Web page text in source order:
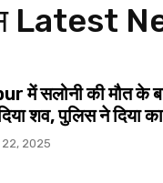
Latest
में सलोनी की मौत के
शव, पुलिस ने दिया
2025